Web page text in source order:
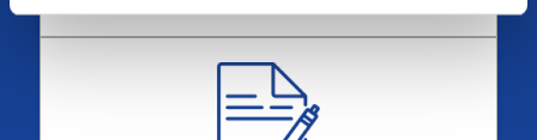
DSGVO als auch auf die Einwilligung gemäß § 25 Abs. 1
TDDDG. Ihre Einwilligung ist freiwillig, für die Nutzung
unserer Website nicht erforderlich und kann jederzeit mit
Wirkung für die Zukunft über das Icon links unten auf